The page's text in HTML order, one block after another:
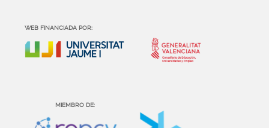
WEB FINANCIADA POR:
MIEMBRO DE: